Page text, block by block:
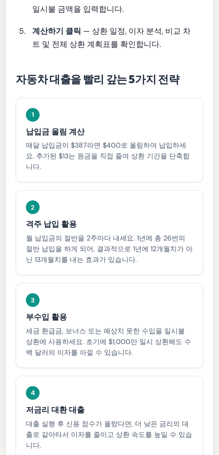
일시불 금액을 입력합니다.
계산하기 클릭 — 상환 일정, 이자 분석, 비교 차
트 및 전체 상환 계획표를 확인합니다.
자동차 대출을 빨리 갚는 5가지 전략
1
납입금 올림 계산
매달 납입금이 $387라면 $400로 올림하여 납입하세
요. 추가된 $13는 원금을 직접 줄여 상환 기간을 단축합
니다.
2
격주 납입 활용
월 납입금의 절반을 2주마다 내세요. 1년에 총 26번의
절반 납입을 하게 되어, 결과적으로 1년에 12개월치가 아
닌 13개월치를 내는 효과가 있습니다.
3
부수입 활용
세금 환급금, 보너스 또는 예상치 못한 수입을 일시불
상환에 사용하세요. 초기에 $1,000만 일시 상환해도 수
백 달러의 이자를 아낄 수 있습니다.
4
저금리 대환 대출
대출 실행 후 신용 점수가 올랐다면, 더 낮은 금리의 대
출로 갈아타서 이자를 줄이고 상환 속도를 높일 수 있습
니다.